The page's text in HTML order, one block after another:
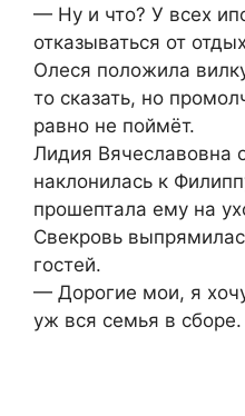
— Ну и что? У всех
отказываться от
Олеся положила
то сказать, но
равно не поймёт.
Лидия Вячеславовна
наклонилась к
прошептала ему на
Свекровь
гостей.
— Дорогие мои, я
уж вся семья в сборе.